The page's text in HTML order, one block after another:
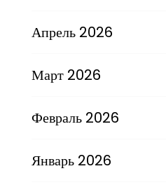
Апрель 2026
Март 2026
Февраль 2026
Январь 2026